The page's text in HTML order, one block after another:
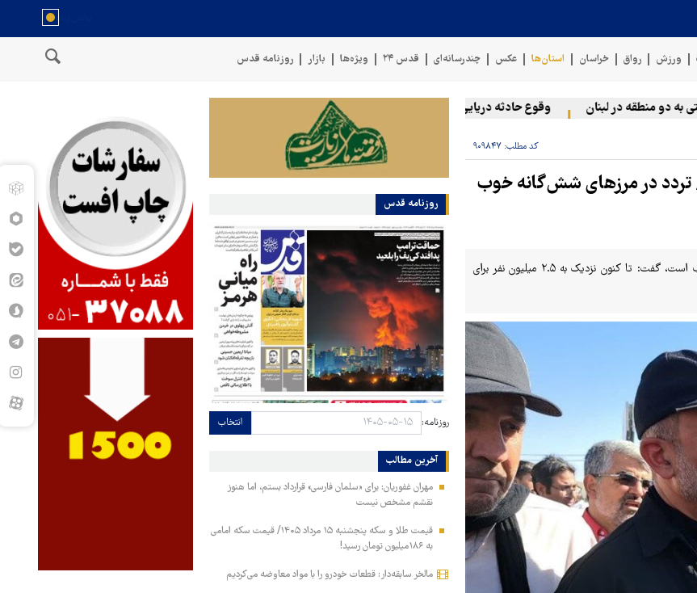
ورزش رواق خراسان استان‌ها عکس چندرسانه‌ای قدس ۲۴ ویژه‌ها بازار روزنامه قدس
منطقه در لبنان وقوع حادثه دریایی در سواحل عمان سخنگوی نیروهای مسلح یمن: کشتی نفتی عربستان را با موشک بالستیک هدف
کد مطلب: ۹۰۹۸۴۷
شدند/ تردد ‌در مرزهای شش‌گانه ‌خوب
وزیر کشور با بیان اینکه در حال حاضر تردد زائران اربعین در مرزهای کشورمان خوب است، گفت: تا کنون نزدیک به ۲.۵ میلیون نفر برای
روزنامه قدس
روزنامه: انتخاب
آخرین مطالب
مهران غفوریان: برای «سلمان فارسی» قرارداد بستم، اما هنوز
نقشم مشخص نیست
قیمت طلا و سکه پنجشنبه ۱۵ مرداد ۱۴۰۵/ قیمت سکه امامی
به ۱۸۶میلیون تومان رسید!
مالخر سابقه‌دار: قطعات خودرو را با مواد معاوضه می‌کردیم